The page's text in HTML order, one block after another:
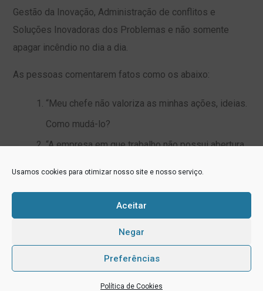
Usamos cookies para otimizar nosso site e nosso serviço.
Aceitar
Negar
Preferências
Política de Cookies
Gestão da Inovação, Administração de conflitos e
Soluções Inovadoras dos Problemas e não somente
apagar incêndio no dia a dia.
As pessoas comentarem fatos como os abaixo:
“Meu chefe não valoriza as minhas ações, ideias.
Como mudá-lo?
“A empresa em que trabalho não possui abertura
fazer as coisas sempre da mesma forma!”.
“Não tenho como criar, vivo cheio de normas,
regulamentos, etc.
Tenho medo de ser mandado embora! É melhor